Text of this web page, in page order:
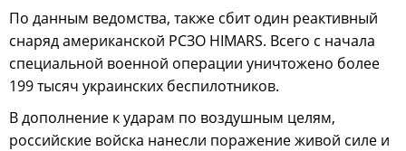
По данным ведомства, также сбит один реактивный
снаряд американской РСЗО HIMARS. Всего с начала
специальной военной операции уничтожено более
199 тысяч украинских беспилотников.
В дополнение к ударам по воздушным целям,
российские войска нанесли поражение живой силе и